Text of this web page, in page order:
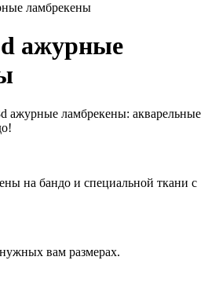
ламбрекены
ажурные
ажурные ламбрекены: акварельные
на бандо и специальной ткани с
вам размерах.